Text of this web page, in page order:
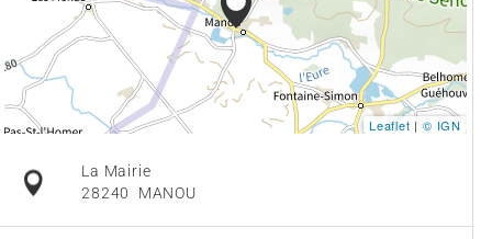
Leaflet | © IGN
La Mairie
28240
MANOU